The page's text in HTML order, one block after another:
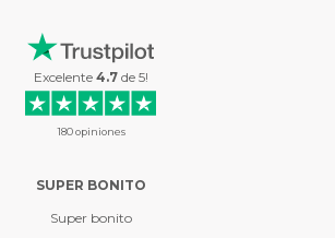
Excelente 4.7 de 5!
180 opiniones
SUPER BONITO
Super bonito